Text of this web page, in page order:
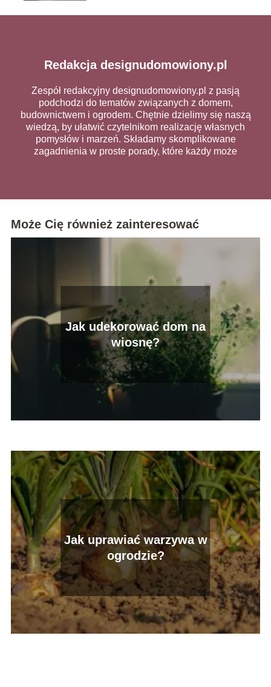
Redakcja designudomowiony.pl
Zespół redakcyjny designudomowiony.pl z pasją
podchodzi do tematów związanych z domem,
budownictwem i ogrodem. Chętnie dzielimy się naszą
wiedzą, by ułatwić czytelnikom realizację własnych
pomysłów i marzeń. Składamy skomplikowane
zagadnienia w proste porady, które każdy może
Może Cię również zainteresować
Jak udekorować dom na
wiosnę?
Jak uprawiać warzywa w
ogrodzie?